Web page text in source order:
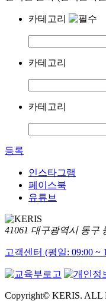
카테고리
카테고리
카테고리
등록
인스타그램
페이스북
유튜브
41061 대구광역시 동구
고객센터 (평일: 09:00 ~
Copyright© KERIS. ALL